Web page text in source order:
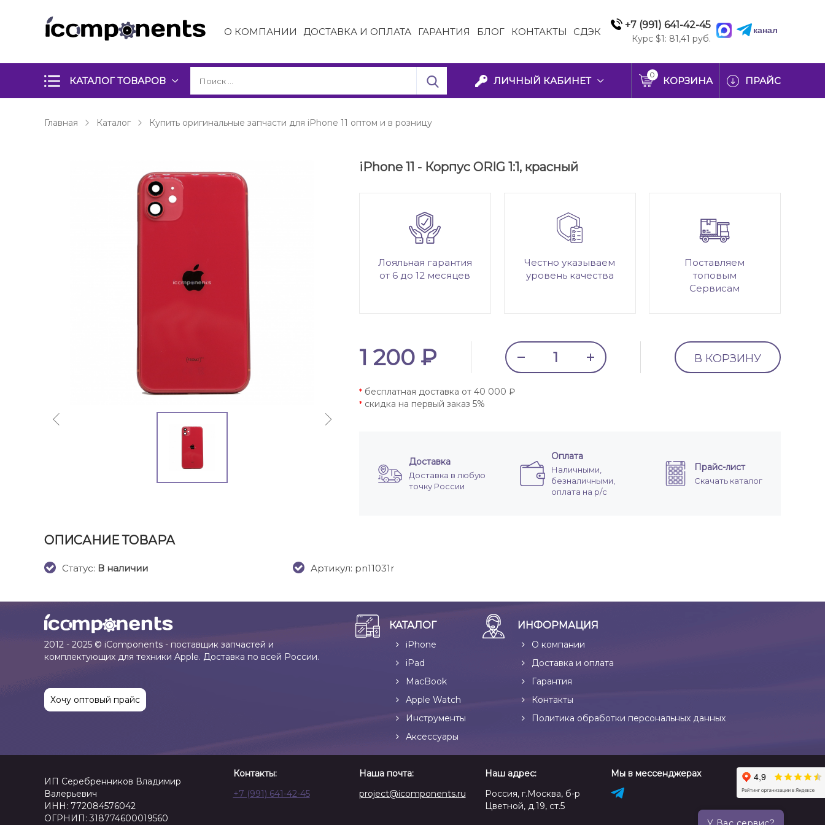
О КОМПАНИИ ДОСТАВКА И ОПЛАТА ГАРАНТИЯ БЛОГ КОНТАКТЫ СДЭК
+7 (991) 641-42-45
Курс $1: 81,41 руб.
канал
КАТАЛОГ ТОВАРОВ ЛИЧНЫЙ КАБИНЕТ
0
КОРЗИНА ПРАЙС
Главная Каталог Купить оригинальные запчасти для iPhone 11 оптом и в розницу
iPhone 11 - Корпус ORIG 1:1, красный
Лояльная гарантия
от 6 до 12 месяцев
Честно указываем
уровень качества
Поставляем
топовым
Сервисам
1 200 ₽ В КОРЗИНУ
*бесплатная доставка от 40 000 ₽
*скидка на первый заказ 5%
Доставка
Доставка в любую
точку России
Оплата
Наличными,
безналичными,
оплата на р/с
Прайс-лист
Скачать каталог
ОПИСАНИЕ ТОВАРА
Cтатус: В наличии Артикул: pn11031r
2012 - 2025 © iComponents - поставщик запчастей и
комплектующих для техники Apple. Доставка по всей России.
Хочу оптовый прайс
КАТАЛОГ
iPhone
iPad
MacBook
Apple Watch
Инструменты
Аксессуары
ИНФОРМАЦИЯ
О компании
Доставка и оплата
Гарантия
Контакты
Политика обработки персональных данных
ИП Серебренников Владимир
Валерьевич
ИНН: 772084576042
ОГРНИП: 318774600019560
Контакты:
+7 (991) 641-42-45
Наша почта:
project@icomponents.ru
Наш адрес:
Россия, г.Москва, б-р
Цветной, д.19, ст.5
Мы в мессенджерах